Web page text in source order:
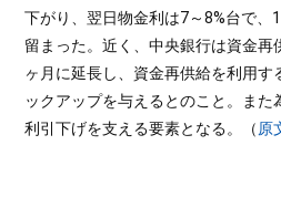
下がり、翌日物金利は7～8%台で、
留まった。近く、中央銀行は資金再
ヶ月に延長し、資金再供給を利用
ックアップを与えるとのこと。また
利引下げを支える要素となる。（ 原